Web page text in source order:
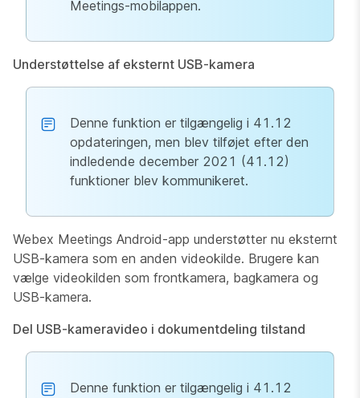
Meetings-mobilappen.
Understøttelse af eksternt USB-kamera
Denne funktion er tilgængelig i 41.12
opdateringen, men blev tilføjet efter den
indledende december 2021 (41.12)
funktioner blev kommunikeret.
Webex Meetings Android-app understøtter nu eksternt
USB-kamera som en anden videokilde. Brugere kan
vælge videokilden som frontkamera, bagkamera og
USB-kamera.
Del USB-kameravideo i dokumentdeling tilstand
Denne funktion er tilgængelig i 41.12